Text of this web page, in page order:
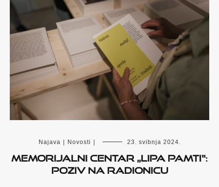
Najava Novosti 23. svibnja 2024.
Memorijalni centar „Lipa pamti“:
poziv na radionicu